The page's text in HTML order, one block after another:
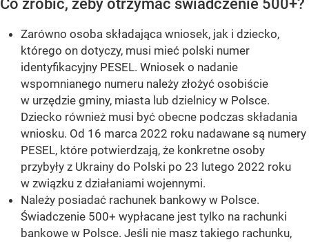
Co zrobić, żeby otrzymać świadczenie 500+?
Zarówno osoba składająca wniosek, jak i dziecko,
którego on dotyczy, musi mieć polski numer
identyfikacyjny PESEL. Wniosek o nadanie
wspomnianego numeru należy złożyć osobiście
w urzędzie gminy, miasta lub dzielnicy w Polsce.
Dziecko również musi być obecne podczas składania
wniosku. Od 16 marca 2022 roku nadawane są numery
PESEL, które potwierdzają, że konkretne osoby
przybyły z Ukrainy do Polski po 23 lutego 2022 roku
w związku z działaniami wojennymi.
Należy posiadać rachunek bankowy w Polsce.
Świadczenie 500+ wypłacane jest tylko na rachunki
bankowe w Polsce. Jeśli nie masz takiego rachunku,